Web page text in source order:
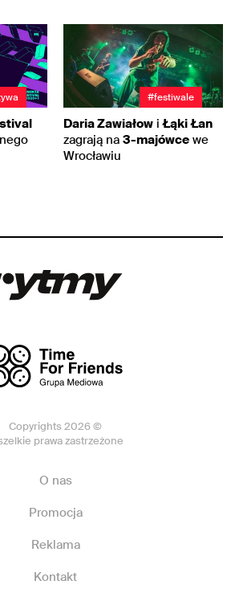
#festiwale
Daria Zawiałow iŁąki Łan
zagrają na 3-majówce we
Wrocławiu
Copyrights 2026 ©
prawa zastrzeżone
O nas
Promocja
Reklama
Kontakt